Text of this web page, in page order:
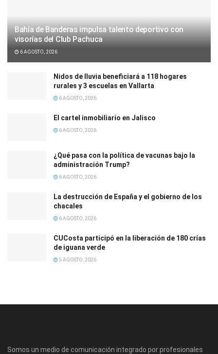
Bahía de Banderas impulsa talento deportivo con
visorías del Club Pachuca
6 AGOSTO, 2026
Nidos de lluvia beneficiará a 118 hogares
rurales y 3 escuelas en Vallarta
6 AGOSTO, 2026
El cartel inmobiliario en Jalisco
6 AGOSTO, 2026
¿Qué pasa con la política de vacunas bajo la
administración Trump?
6 AGOSTO, 2026
La destrucción de España y el gobierno de los
chacales
6 AGOSTO, 2026
CUCosta participó en la liberación de 180 crías
de iguana verde
5 AGOSTO, 2026
Somos un medio de comunicación integrado por profesionales